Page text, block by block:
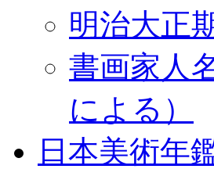
明治大正
書画家人
による）
日本美術年